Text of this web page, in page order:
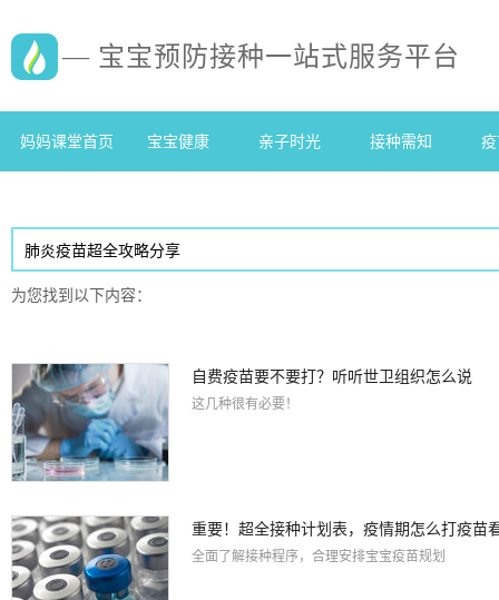
— 宝宝预防接种一站式服务平台
妈妈课堂首页 宝宝健康 亲子时光 接种需知
为您找到以下内容：
自费疫苗要不要打？听听世卫组织怎么说
这几种很有必要！
重要！超全接种计划表，疫情期怎么打疫苗
全面了解接种程序，合理安排宝宝疫苗规划